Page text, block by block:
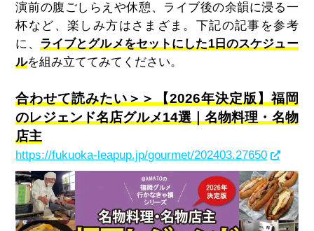
演前の腹ごしらえや休憩、ライブ後の余韻に浸る一
杯など、楽しみ方はさまざま。下記の記事を参考
に、 ライブとグルメをセットにした1日のスケジュー
ルを組み立ててみてください。
合わせて読みたい＞＞【2026年決定版】福岡
のレジェンド名店グルメ14選｜名物料理・名物
店主
https://fukuoka-leapup.jp/gourmet/202403.27650